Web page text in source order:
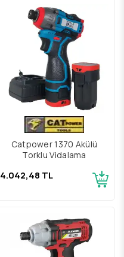
Catpower 1370 Akülü
Torklu Vidalama
4.042,48 TL